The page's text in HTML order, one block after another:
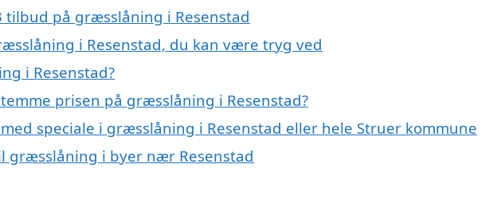
på græsslåning i Resenstad
i Resenstad, du kan være tryg ved
i Resenstad?
prisen på græsslåning i Resenstad?
speciale i græsslåning i Resenstad eller hele Struer kommune
græsslåning i byer nær Resenstad